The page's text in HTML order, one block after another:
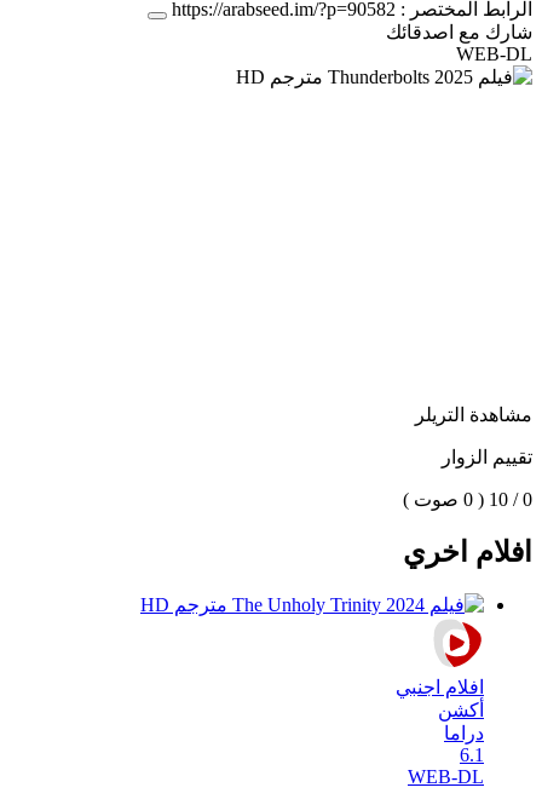
الرابط المختصر : https://arabseed.im/?p=90582
شارك مع اصدقائك
WEB-DL
مشاهدة التريلر
تقييم الزوار
0 / 10 ( 0 صوت )
افلام اخري
افلام اجنبي
أكشن
دراما
6.1
WEB-DL